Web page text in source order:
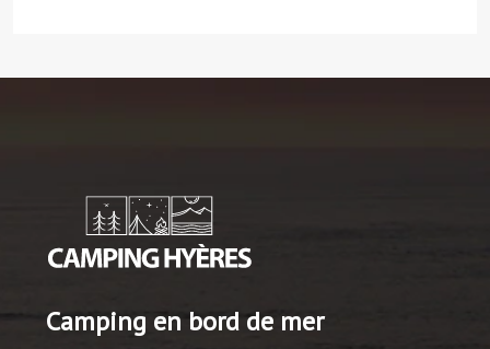
Camping en bord de mer